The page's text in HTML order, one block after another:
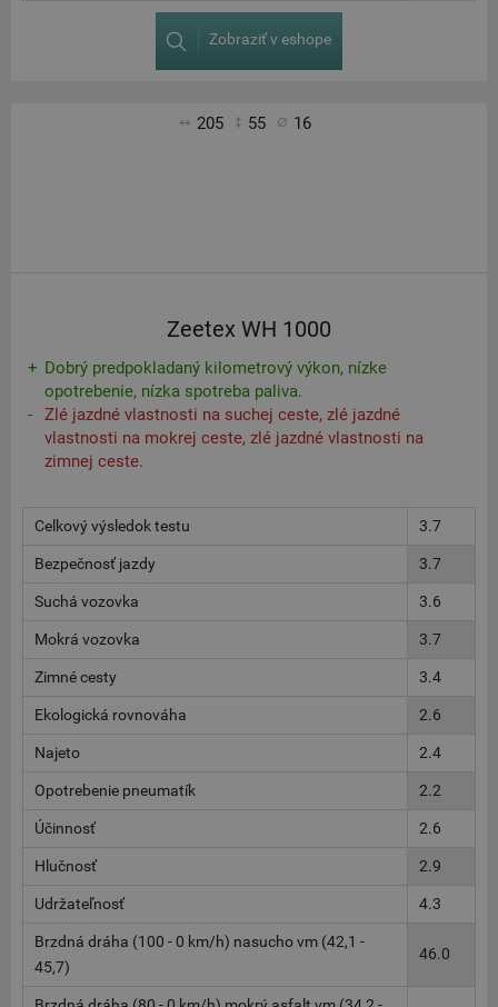
Zobraziť v eshope
205 55 16
Zeetex WH 1000
Dobrý predpokladaný kilometrový výkon, nízke
opotrebenie, nízka spotreba paliva.
Zlé jazdné vlastnosti na suchej ceste, zlé jazdné
vlastnosti na mokrej ceste, zlé jazdné vlastnosti na
zimnej ceste.
Celkový výsledok testu 3.7
Bezpečnosť jazdy 3.7
Suchá vozovka 3.6
Mokrá vozovka 3.7
Zimné cesty 3.4
Ekologická rovnováha 2.6
Najeto 2.4
Opotrebenie pneumatík 2.2
Účinnosť 2.6
Hlučnosť 2.9
Udržateľnosť 4.3
Brzdná dráha (100 - 0 km/h) nasucho vm (42,1 -
45,7)
46.0